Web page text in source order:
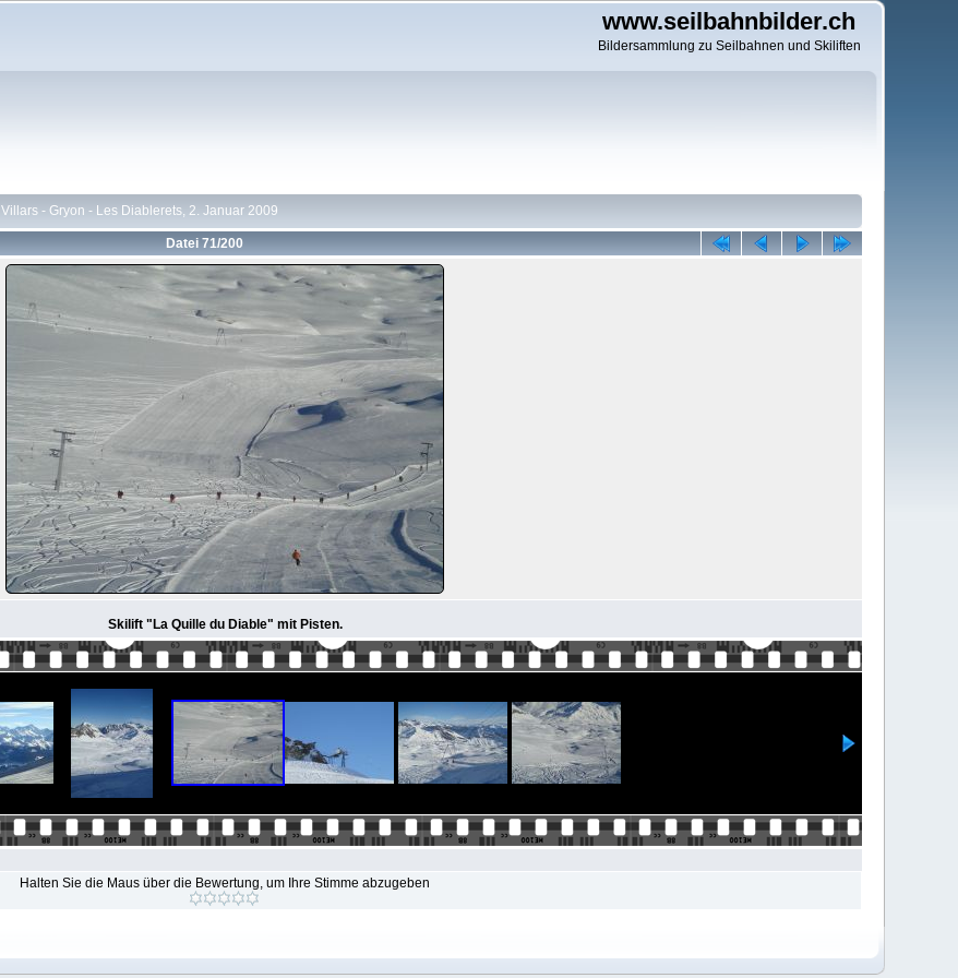
www.seilbahnbilder.ch
Bildersammlung zu Seilbahnen und Skiliften
Villars - Gryon - Les Diablerets, 2. Januar 2009
Datei 71/200
Skilift "La Quille du Diable" mit Pisten.
Halten Sie die Maus über die Bewertung, um Ihre Stimme abzugeben